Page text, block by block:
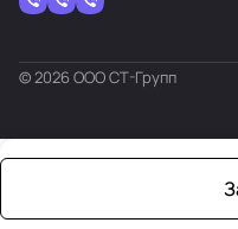
© 2026 ООО СТ-Групп